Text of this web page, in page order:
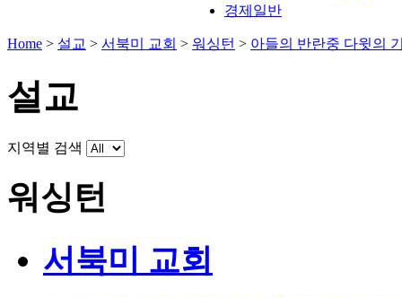
경제일반
Home > 설교 > 서북미 교회 > 워싱턴 > 아들의 반란중 다윗의
설교
지역별 검색
워싱턴
서북미 교회